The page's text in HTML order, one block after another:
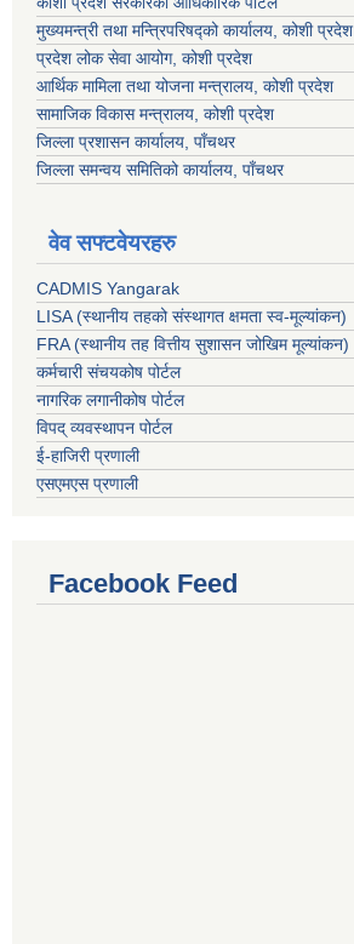
मुख्यमन्त्री तथा मन्त्रिपरिषद्को कार्यालय, कोशी प्रदेश
प्रदेश लोक सेवा आयोग, कोशी प्रदेश
आर्थिक मामिला तथा योजना मन्त्रालय, कोशी प्रदेश
सामाजिक विकास मन्त्रालय, कोशी प्रदेश
जिल्ला प्रशासन कार्यालय, पाँचथर
जिल्ला समन्वय समितिको कार्यालय, पाँचथर
वेव सफ्टवेयरहरु
CADMIS Yangarak
LISA (स्थानीय तहको संस्थागत क्षमता स्व-मूल्यांकन)
FRA (स्थानीय तह वित्तीय सुशासन जोखिम मूल्यांकन)
कर्मचारी संचयकोष पोर्टल
नागरिक लगानीकोष पोर्टल
विपद् व्यवस्थापन पोर्टल
ई-हाजिरी प्रणाली
एसएमएस प्रणाली
Facebook Feed